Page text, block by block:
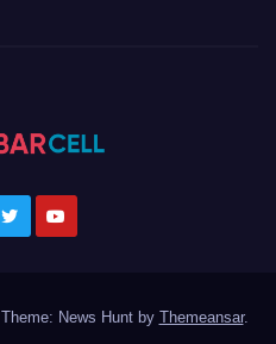
Theme: News Hunt by Themeansar.